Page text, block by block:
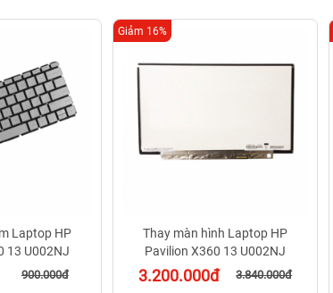
Laptop HP
13 U002NJ
900.000đ
Thay màn hình Laptop HP
Pavilion X360 13 U002NJ
3.200.000đ 3.840.000đ
Giảm 16%